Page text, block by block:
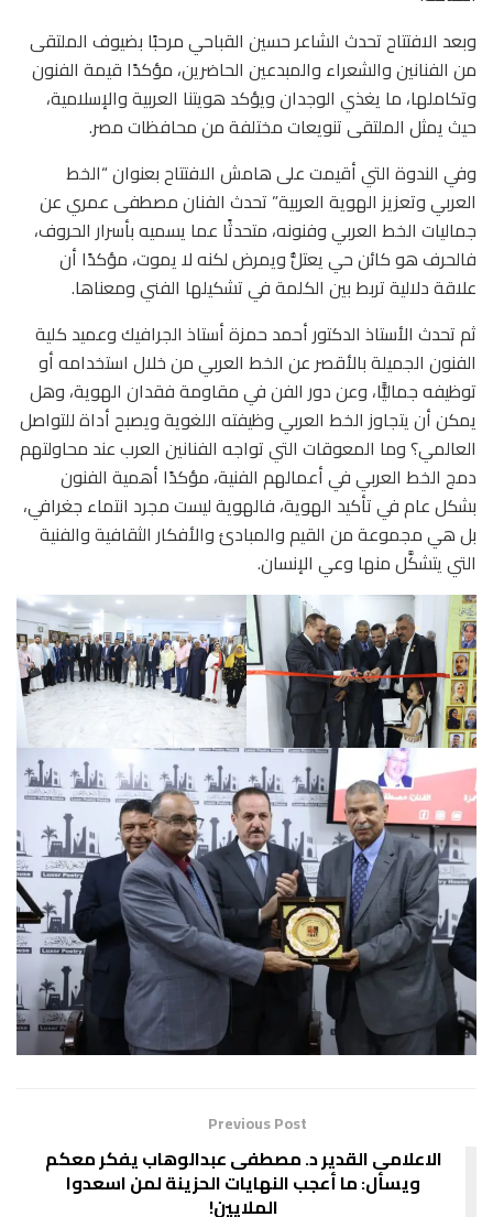
وبعد الافتتاح تحدث الشاعر حسين القباحي مرحبًا بضيوف الملتقى
من الفنانين والشعراء والمبدعين الحاضرين، مؤكدًا قيمة الفنون
وتكاملها، ما يغذي الوجدان ويؤكد هويتنا العربية والإسلامية،
حيث يمثل الملتقى تنويعات مختلفة من محافظات مصر.
وفي الندوة التي أقيمت على هامش الافتتاح بعنوان “الخط
العربي وتعزيز الهوية العربية” تحدث الفنان مصطفى عمري عن
جماليات الخط العربي وفنونه، متحدثًا عما يسميه بأسرار الحروف،
فالحرف هو كائن حي يعتلُّ ويمرض لكنه لا يموت، مؤكدًا أن
علاقة دلالية تربط بين الكلمة في تشكيلها الفني ومعناها.
ثم تحدث الأستاذ الدكتور أحمد حمزة أستاذ الجرافيك وعميد كلية
الفنون الجميلة بالأقصر عن الخط العربي من خلال استخدامه أو
توظيفه جماليًّا، وعن دور الفن في مقاومة فقدان الهوية، وهل
يمكن أن يتجاوز الخط العربي وظيفته اللغوية ويصبح أداة للتواصل
العالمي؟ وما المعوقات التي تواجه الفنانين العرب عند محاولتهم
دمج الخط العربي في أعمالهم الفنية، مؤكدًا أهمية الفنون
بشكل عام في تأكيد الهوية، فالهوية ليست مجرد انتماء جغرافي،
بل هي مجموعة من القيم والمبادئ والأفكار الثقافية والفنية
التي يتشكَّل منها وعي الإنسان.
Previous Post
الاعلامى القدير د. مصطفى عبدالوهاب يفكر معكم
ويسأل: ما أعجب النهايات الحزينة لمن اسعدوا
الملايين!